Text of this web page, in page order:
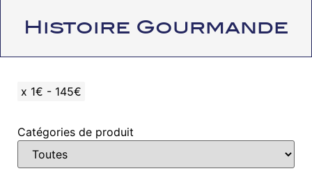
Histoire Gourmande
x 1€ - 145€
Catégories de produit